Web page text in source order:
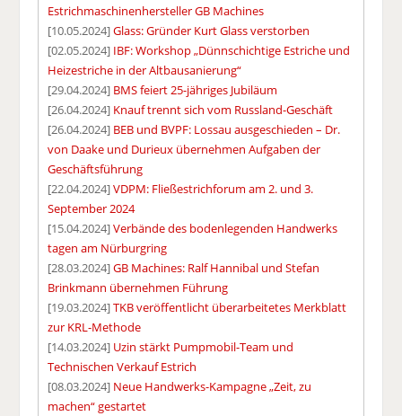
Estrichmaschinenhersteller GB Machines
[10.05.2024]Glass: Gründer Kurt Glass verstorben
[02.05.2024] IBF: Workshop „Dünnschichtige Estriche und
Heizestriche in der Altbausanierung“
[29.04.2024] BMS feiert 25-jähriges Jubiläum
[26.04.2024] Knauf trennt sich vom Russland-Geschäft
[26.04.2024] BEB und BVPF: Lossau ausgeschieden – Dr.
von Daake und Durieux übernehmen Aufgaben der
Geschäftsführung
[22.04.2024]VDPM: Fließestrichforum am 2. und 3.
September 2024
[15.04.2024]Verbände des bodenlegenden Handwerks
tagen am Nürburgring
[28.03.2024]GB Machines: Ralf Hannibal und Stefan
Brinkmann übernehmen Führung
[19.03.2024]TKB veröffentlicht überarbeitetes Merkblatt
zur KRL-Methode
[14.03.2024] Uzin stärkt Pumpmobil-Team und
Technischen Verkauf Estrich
[08.03.2024] Neue Handwerks-Kampagne „Zeit, zu
machen“ gestartet